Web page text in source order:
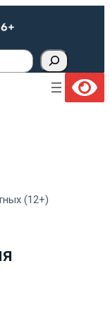
(12+)